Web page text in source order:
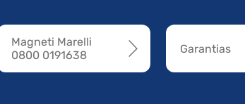
Magneti Marelli
0800 0191638
Garantias